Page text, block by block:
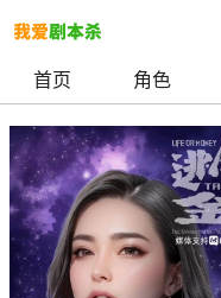
首页 角色